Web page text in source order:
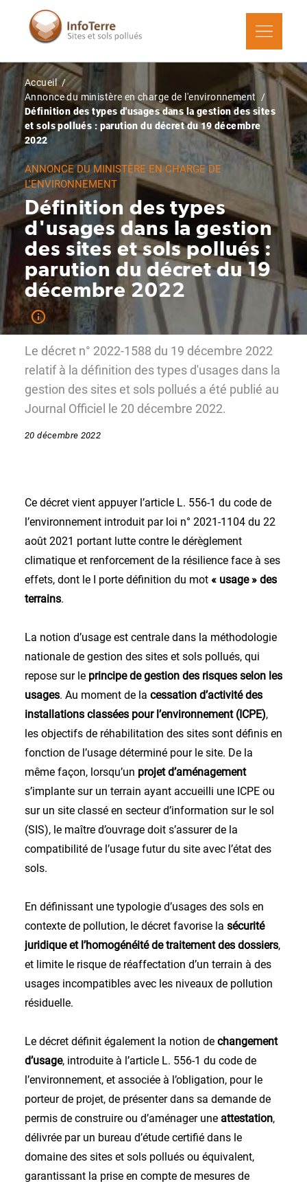
contenu
Fil
d'Ariane
Accueil
Annonce du ministère en charge de l'environnement
Définition des types d'usages dans la gestion des sites
et sols pollués : parution du décret du 19 décembre
2022
ANNONCE DU MINISTÈRE EN CHARGE DE
L'ENVIRONNEMENT
Définition des types
d'usages dans la gestion
des sites et sols pollués :
parution du décret du 19
décembre 2022
Le décret n° 2022-1588 du 19 décembre 2022
relatif à la définition des types d'usages dans la
gestion des sites et sols pollués a été publié au
Journal Officiel le 20 décembre 2022.
20 décembre 2022
Ce décret vient appuyer l’article L. 556-1 du code de
l’environnement introduit par loi n° 2021-1104 du 22
août 2021 portant lutte contre le dérèglement
climatique et renforcement de la résilience face à ses
effets, dont le I porte définition du mot « usage » des
terrains.
La notion d’usage est centrale dans la méthodologie
nationale de gestion des sites et sols pollués, qui
repose sur le principe de gestion des risques selon les
usages. Au moment de la cessation d’activité des
installations classées pour l’environnement (ICPE),
les objectifs de réhabilitation des sites sont définis en
fonction de l’usage déterminé pour le site. De la
même façon, lorsqu’un projet d’aménagement
s’implante sur un terrain ayant accueilli une ICPE ou
sur un site classé en secteur d’information sur le sol
(SIS), le maître d’ouvrage doit s’assurer de la
compatibilité de l’usage futur du site avec l’état des
sols.
En définissant une typologie d’usages des sols en
contexte de pollution, le décret favorise la sécurité
juridique et l’homogénéité de traitement des dossiers,
et limite le risque de réaffectation d’un terrain à des
usages incompatibles avec les niveaux de pollution
résiduelle.
Le décret définit également la notion de changement
d’usage, introduite à l’article L. 556-1 du code de
l’environnement, et associée à l’obligation, pour le
porteur de projet, de présenter dans sa demande de
permis de construire ou d’aménager une attestation,
délivrée par un bureau d’étude certifié dans le
domaine des sites et sols pollués ou équivalent,
garantissant la prise en compte de mesures de